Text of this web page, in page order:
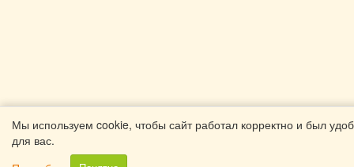
Мы используем cookie, чтобы сайт работал корректно и был
для вас.